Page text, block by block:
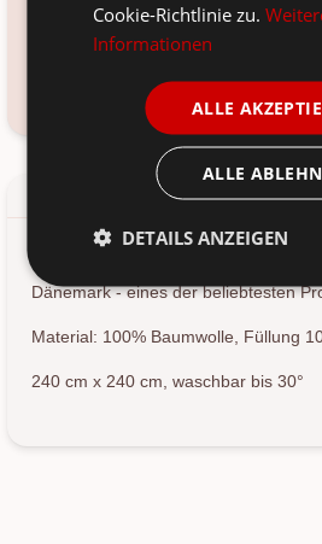
Voraussichtliche Lieferung:
-14. Aug 2026*
Frage zum Produkt?
Produkt-/
Wunderbare Vintage Bettdecke
Dänemark - eines der beliebtesten
Material: 100% Baumwolle, Füllung
240 cm x 240 cm, waschbar bis 30°
Cookie-Richtlinie zu.
Informationen
ALLE
ALLE
DETAILS ANZEIGEN